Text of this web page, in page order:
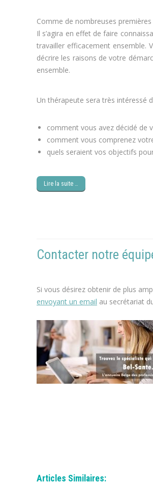
Comme de nombreuses
Il s’agira en effet de faire
travailler efficacement ensemble.
décrire les raisons de votre
ensemble.
Un thérapeute sera très intéressé
comment vous avez décidé de
comment vous comprenez
quels seraient vos objectifs
Lire la suite …
Contacter notre
Si vous désirez obtenir de plus
envoyant un email au secrétariat
Articles Similaires: